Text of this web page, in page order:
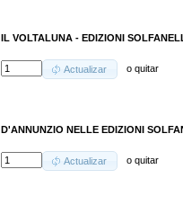
IL VOLTALUNA - EDIZIONI
Actualizar oquitar
D'ANNUNZIO NELLE EDIZIONI
Actualizar oquitar